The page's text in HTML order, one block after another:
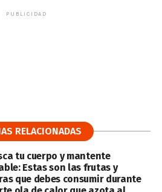
PUBLICIDAD
RELACIONADAS
tu cuerpo y mantente
Estas son las frutas y
que debes consumir durante